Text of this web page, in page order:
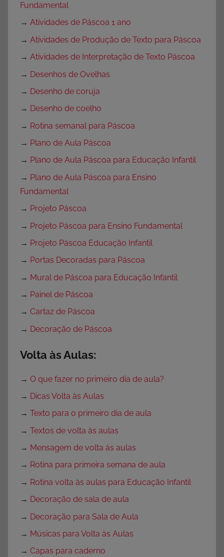
Fundamental
→ Atividades de Páscoa 1 ano
→ Atividades de Produção de Texto para Páscoa
→ Atividades de Interpretação de Texto Páscoa
→ Desenhos de Ovelhas
→ Desenho de coruja
→ Desenho de coelho
→ Rotina semanal para Páscoa
→ Plano de Aula Páscoa
→ Plano de Aula Páscoa para Educação Infantil
→ Plano de Aula Páscoa para Ensino
Fundamental
→ Projeto Páscoa
→ Projeto Páscoa para Ensino Fundamental
→ Projeto Páscoa Educação Infantil
→ Portas Decoradas para Páscoa
→ Mural de Páscoa para Educação Infantil
→ Painel de Páscoa
→ Cartaz de Páscoa
→ Decoração de Páscoa
Volta às Aulas:
→ O que fazer no primeiro dia de aula?
→ Dicas Volta às Aulas
→ Texto para o primeiro dia de aula
→ Textos de volta às aulas
→ Mensagem de volta às aulas
→ Rotina para primeira semana de aula
→ Rotina volta às aulas para Educação Infantil
→ Decoração de sala de aula
→ Decoração para Sala de Aula
→ Músicas para Volta às Aulas
→ Capas para caderno